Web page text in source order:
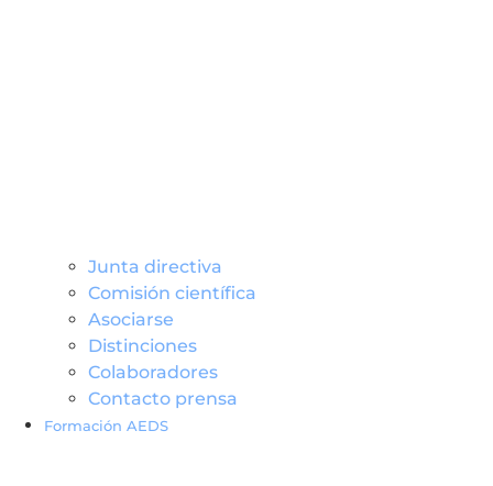
Junta directiva
Comisión científica
Asociarse
Distinciones
Colaboradores
Contacto prensa
Formación AEDS